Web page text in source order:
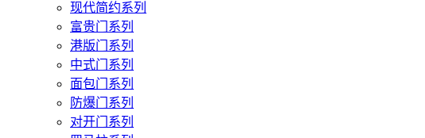
现代简约系列
富贵门系列
港版门系列
中式门系列
面包门系列
防爆门系列
对开门系列